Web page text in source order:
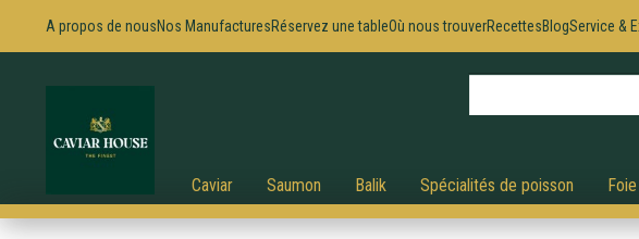
A propos de nousNos ManufacturesRéservez une tableOù nous trouverRecettesBlogService &
Caviar Saumon Balik Spécialités de poisson